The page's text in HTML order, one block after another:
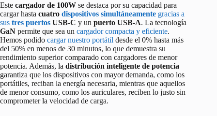
Este cargador de 100W se destaca por su capacidad para
cargar hasta cuatro dispositivos simultáneamente gracias a
sus tres puertos USB-C y un puerto USB-A. La tecnología
GaN permite que sea un cargador compacta y eficiente.
Hemos podido cargar nuestro portátil desde el 0% hasta más
del 50% en menos de 30 minutos, lo que demuestra su
rendimiento superior comparado con cargadores de menor
potencia. Además, la distribución inteligente de potencia
garantiza que los dispositivos con mayor demanda, como los
portátiles, reciban la energía necesaria, mientras que aquellos
de menor consumo, como los auriculares, reciben lo justo sin
comprometer la velocidad de carga.